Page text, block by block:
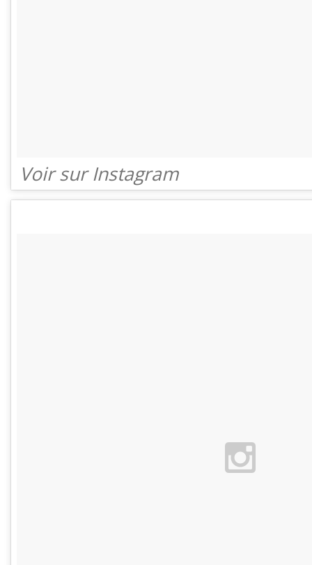
Voir sur Instagram